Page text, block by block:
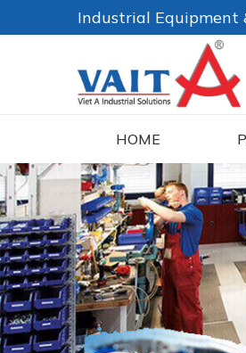
Industrial Equipment
HOME